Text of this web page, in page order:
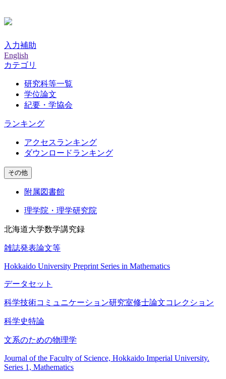
入力補助
English
カテゴリ
研究科等一覧
学位論文
紀要・学協会
ランキング
アクセスランキング
ダウンロードランキング
その他
附属図書館
理学院・理学研究院
北海道大学数学講究録
雑誌発表論文等
Hokkaido University Preprint Series in Mathematics
データセット
科学技術コミュニケーション研究室修士論文コレクション
科学史特論
文系のための物理学
Journal of the Faculty of Science, Hokkaido Imperial University.
Series 1, Mathematics